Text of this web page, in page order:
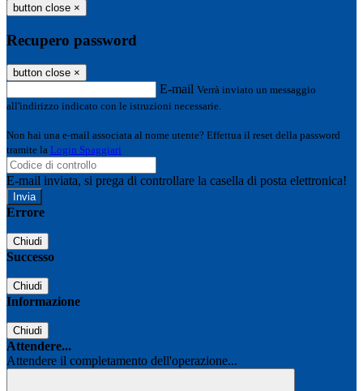
button close ×
Recupero password
button close ×
E-mail Verrà inviato un messaggio
all'indirizzo indicato con le istruzioni necessarie.
Non hai una e-mail associata al nome utente? Effettua il reset della password
tramite la Login Spaggiari
E-mail inviata, si prega di controllare la casella di posta elettronica!
Errore
Chiudi
Successo
Chiudi
Informazione
Chiudi
Attendere...
Attendere il completamento dell'operazione...